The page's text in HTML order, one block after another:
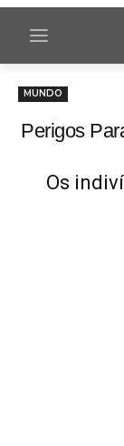
MUNDO
Perigos
Os